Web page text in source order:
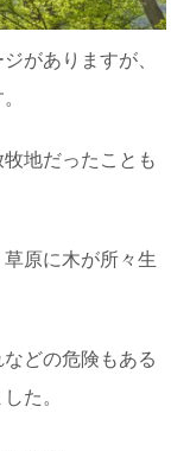
がありますが、
地だったことも
原に木が所々生
どの危険もある
た。